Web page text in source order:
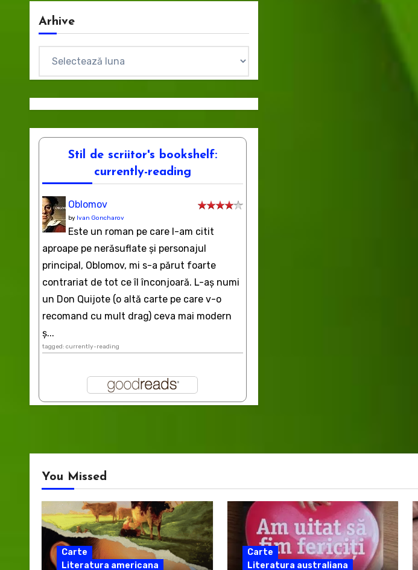
Arhive
Stil de scriitor's bookshelf:
currently-reading
Oblomov
by Ivan Goncharov
Este un roman pe care l-am citit
aproape pe nerăsuflate şi personajul
principal, Oblomov, mi s-a părut foarte
contrariat de tot ce îl înconjoară. L-aş numi
un Don Quijote (o altă carte pe care v-o
recomand cu mult drag) ceva mai modern
ș...
tagged: currently-reading
You Missed
Carte
Literatura americana
Carte
Literatura australiana